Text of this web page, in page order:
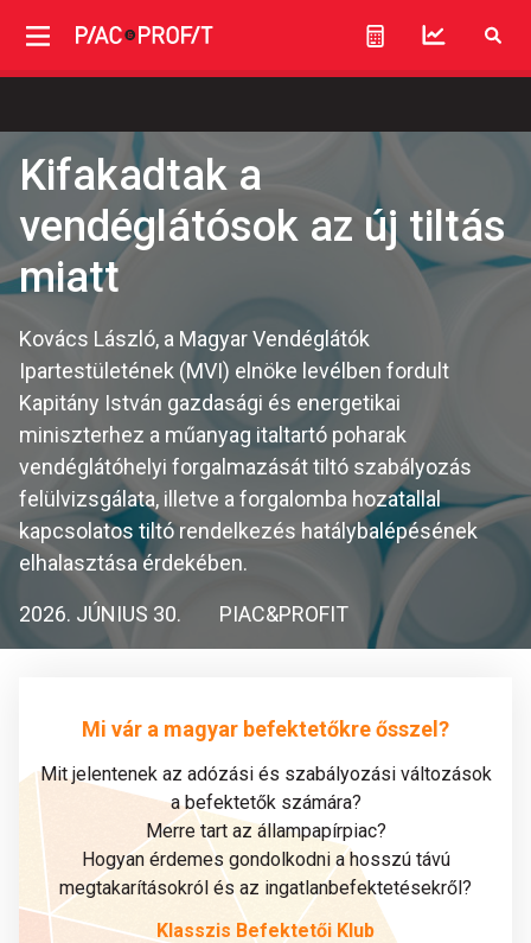
Kifakadtak a
vendéglátósok az új tiltás
miatt
Kovács László, a Magyar Vendéglátók
Ipartestületének (MVI) elnöke levélben fordult
Kapitány István gazdasági és energetikai
miniszterhez a műanyag italtartó poharak
vendéglátóhelyi forgalmazását tiltó szabályozás
felülvizsgálata, illetve a forgalomba hozatallal
kapcsolatos tiltó rendelkezés hatálybalépésének
elhalasztása érdekében.
2026. JÚNIUS 30. PIAC&PROFIT
Mi vár a magyar befektetőkre ősszel?
Mit jelentenek az adózási és szabályozási változások
a befektetők számára?
Merre tart az állampapírpiac?
Hogyan érdemes gondolkodni a hosszú távú
megtakarításokról és az ingatlanbefektetésekről?
Klasszis Befektetői Klub